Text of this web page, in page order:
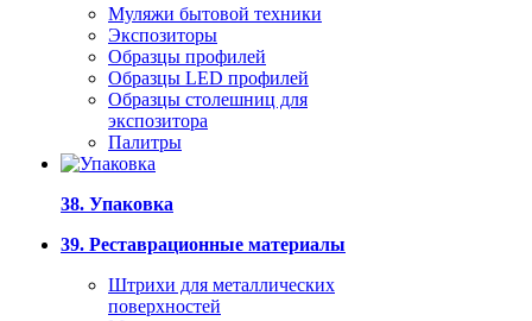
Муляжи бытовой техники
Экспозиторы
Образцы профилей
Образцы LED профилей
Образцы столешниц для
экспозитора
Палитры
38. Упаковка
39. Реставрационные материалы
Штрихи для металлических
поверхностей